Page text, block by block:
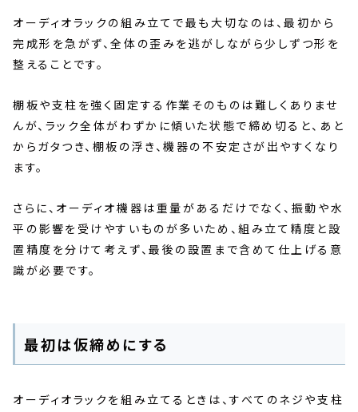
オーディオラックの組み立てで最も大切なのは、最初から
完成形を急がず、全体の歪みを逃がしながら少しずつ形を
整えることです。
棚板や支柱を強く固定する作業そのものは難しくありませ
んが、ラック全体がわずかに傾いた状態で締め切ると、あと
からガタつき、棚板の浮き、機器の不安定さが出やすくなり
ます。
さらに、オーディオ機器は重量があるだけでなく、振動や水
平の影響を受けやすいものが多いため、組み立て精度と設
置精度を分けて考えず、最後の設置まで含めて仕上げる意
識が必要です。
最初は仮締めにする
オーディオラックを組み立てるときは、すべてのネジや支柱